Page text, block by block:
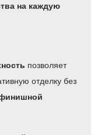
на каждую
позволяет
отделку без